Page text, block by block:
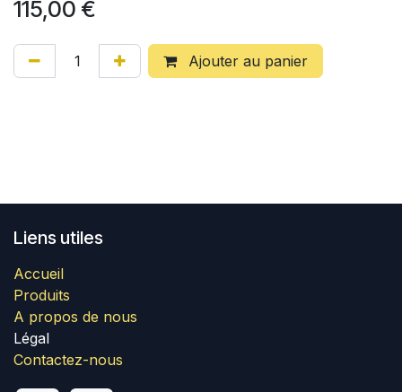
115,00 €
Ajouter au panier
Liens utiles
Accueil
Produits
A propos de nous
Légal
Contactez-nous